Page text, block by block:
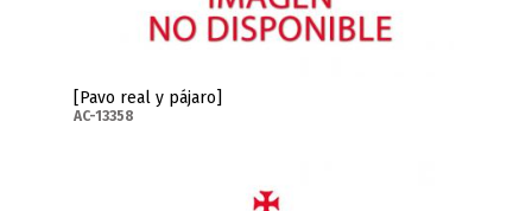
[Pavo real y pájaro]
AC-13358